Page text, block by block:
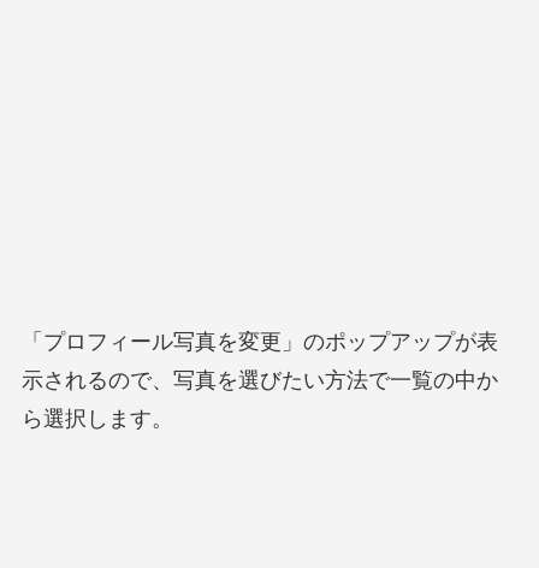
「プロフィール写真を変更」のポップアップが表
示されるので、写真を選びたい方法で一覧の中か
ら選択します。